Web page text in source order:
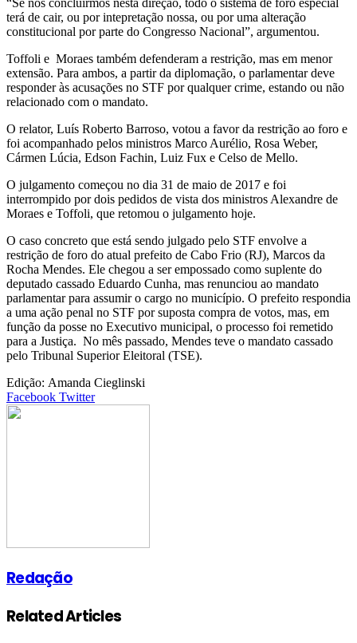
“Se nós concluirmos nesta direção, todo o sistema de foro especial
terá de cair, ou por intepretação nossa, ou por uma alteração
constitucional por parte do Congresso Nacional”, argumentou.
Toffoli e Moraes também defenderam a restrição, mas em menor
extensão. Para ambos, a partir da diplomação, o parlamentar deve
responder às acusações no STF por qualquer crime, estando ou não
relacionado com o mandato.
O relator, Luís Roberto Barroso, votou a favor da restrição ao foro e
foi acompanhado pelos ministros Marco Aurélio, Rosa Weber,
Cármen Lúcia, Edson Fachin, Luiz Fux e Celso de Mello.
O julgamento começou no dia 31 de maio de 2017 e foi
interrompido por dois pedidos de vista dos ministros Alexandre de
Moraes e Toffoli, que retomou o julgamento hoje.
O caso concreto que está sendo julgado pelo STF envolve a
restrição de foro do atual prefeito de Cabo Frio (RJ), Marcos da
Rocha Mendes. Ele chegou a ser empossado como suplente do
deputado cassado Eduardo Cunha, mas renunciou ao mandato
parlamentar para assumir o cargo no município. O prefeito respondia
a uma ação penal no STF por suposta compra de votos, mas, em
função da posse no Executivo municipal, o processo foi remetido
para a Justiça. No mês passado, Mendes teve o mandato cassado
pelo Tribunal Superior Eleitoral (TSE).
Edição: Amanda Cieglinski
Facebook TwitterGoogle+
LinkedIn
StumbleUpon
Tumblr
Pinterest
Reddit
VKontakte
Share
Print
Redação
Related Articles